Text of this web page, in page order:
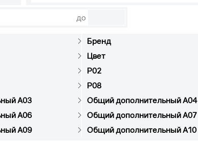
до
Бренд
Цвет
P02
P08
A03
Общий дополнительный A04
A06
Общий дополнительный A07
A09
Общий дополнительный A10